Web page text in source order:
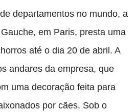
departamentos no mundo, a
em Paris, presta uma
até o dia 20 de abril. A
andares da empresa, que
uma decoração feita para
por cães. Sob o